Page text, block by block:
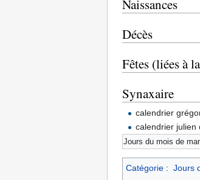
Naissances
Décès
Fêtes (liées à
Synaxaire
calendrier
calendrier julien
Jours du mois de
Catégorie : Jours